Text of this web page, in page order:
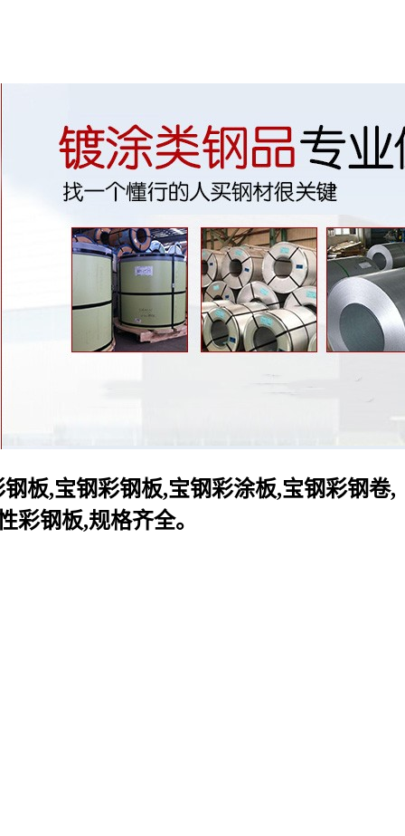
板,宝钢彩钢板,宝钢彩涂板,宝钢彩钢卷,
彩钢板,规格齐全。